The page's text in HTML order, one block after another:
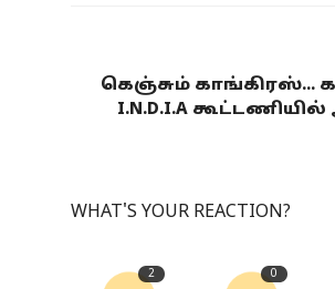
கெஞ்சும் காங்கிரஸ்...
I.N.D.I.A கூட்டணியில்
WHAT'S YOUR REACTION?
2 0